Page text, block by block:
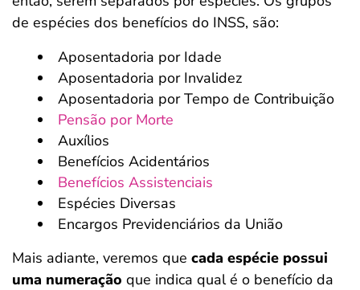
de espécies dos benefícios do INSS, são:
Aposentadoria por Idade
Aposentadoria por Invalidez
Aposentadoria por Tempo de Contribuição
Pensão por Morte
Auxílios
Benefícios Acidentários
Benefícios Assistenciais
Espécies Diversas
Encargos Previdenciários da União
Mais adiante, veremos que cada espécie possui
uma numeração que indica qual é o benefício da